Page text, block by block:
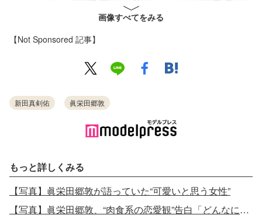
画像すべてをみる
【Not Sponsored 記事】
新田真剣佑 眞栄田郷敦
もっと詳しくみる
【写真】眞栄田郷敦が語っていた“可愛いと思う女性”
【写真】眞栄田郷敦、“肉食系の恋愛観”告白「どんなにかわいい子に会っても…」